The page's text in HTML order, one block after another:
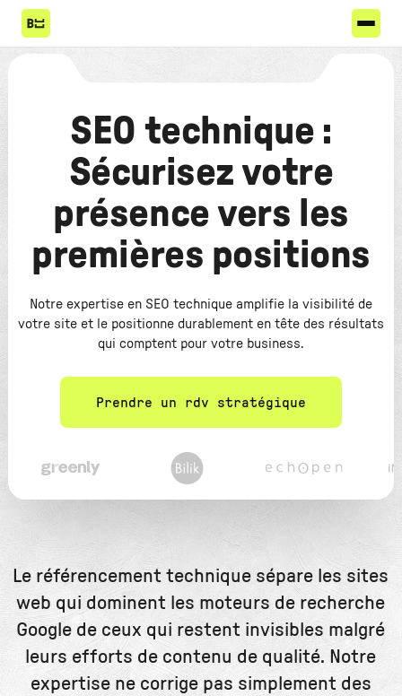
SEO technique :
Sécurisez votre
présence vers les
premières positions
Notre expertise en SEO technique amplifie la visibilité de
votre site et le positionne durablement en tête des résultats
qui comptent pour votre business.
Prendre un rdv stratégique
Le référencement technique sépare les sites
web qui dominent les moteurs de recherche
Google de ceux qui restent invisibles malgré
leurs efforts de contenu de qualité. Notre
expertise ne corrige pas simplement des